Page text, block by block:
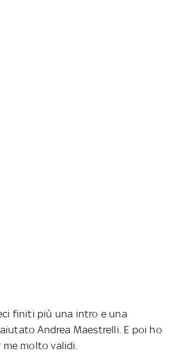
finiti più una intro e una
Andrea Maestrelli. E poi ho
molto validi.